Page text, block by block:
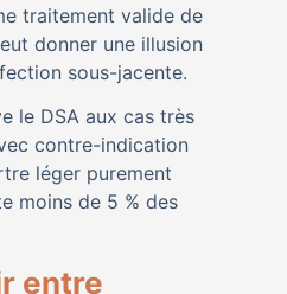
traitement valide de
donner une illusion
sous-jacente.
le DSA aux cas très
contre-indication
léger purement
moins de 5 % des
entre